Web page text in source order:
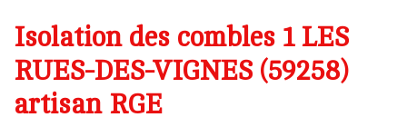
Isolation des combles 1 LES
RUES-DES-VIGNES (59258)
artisan RGE